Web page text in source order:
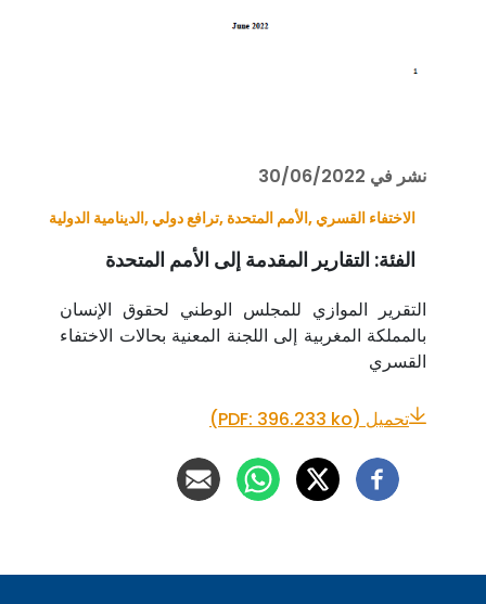
نشر في 30/06/2022
الاختفاء القسري ,الأمم المتحدة ,ترافع دولي ,الدينامية الدولية
الفئة: التقارير المقدمة إلى الأمم المتحدة
التقرير الموازي للمجلس الوطني لحقوق الإنسان
بالمملكة المغربية إلى اللجنة المعنية بحالات الاختفاء
القسري
تحميل (PDF: 396.233 ko)